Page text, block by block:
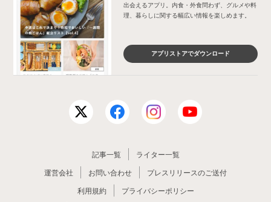
出会えるアプリ。内食・外食問わず、グルメや料
理、暮らしに関する幅広い情報を楽しめます。
アプリストアでダウンロード
記事一覧
ライター一覧
運営会社
お問い合わせ
プレスリリースのご送付
利用規約
プライバシーポリシー